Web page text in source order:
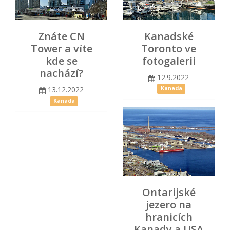
Znáte CN
Tower a víte
kde se
nachází?
13.12.2022
Kanada
Kanadské
Toronto ve
fotogalerii
12.9.2022
Kanada
Ontarijské
jezero na
hranicích